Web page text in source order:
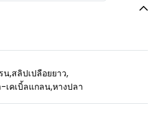
น,สลิปเปลือยยาว,
เคเบิ้ลแกลน,หางปลา